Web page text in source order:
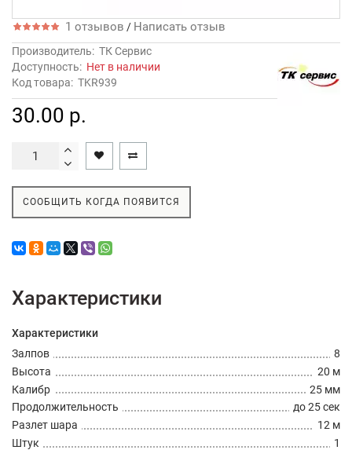
1 отзывов / Написать отзыв
Производитель: ТК Сервис
Доступность: Нет в наличии
Код товара: TKR939
30.00 р.
СООБЩИТЬ КОГДА ПОЯВИТСЯ
Характеристики
Характеристики
Залпов
8
Высота
20 м
Калибр
25 мм
Продолжительность
до 25 сек
Разлет шара
12 м
Штук
1